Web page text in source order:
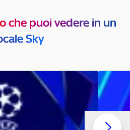
che puoi vedere in un
Sky